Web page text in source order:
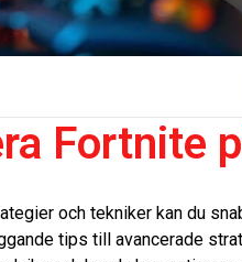
Fortnite
och tekniker kan du
tips till avancerade